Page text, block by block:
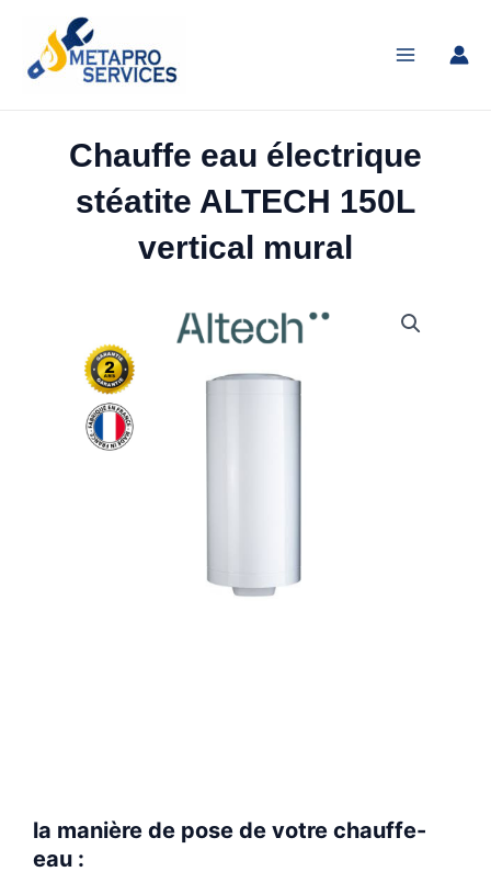
contenu
Menu
Chauffe eau électrique
stéatite ALTECH 150L
vertical mural
la manière de pose de votre chauffe-
eau :
de
Chauffe